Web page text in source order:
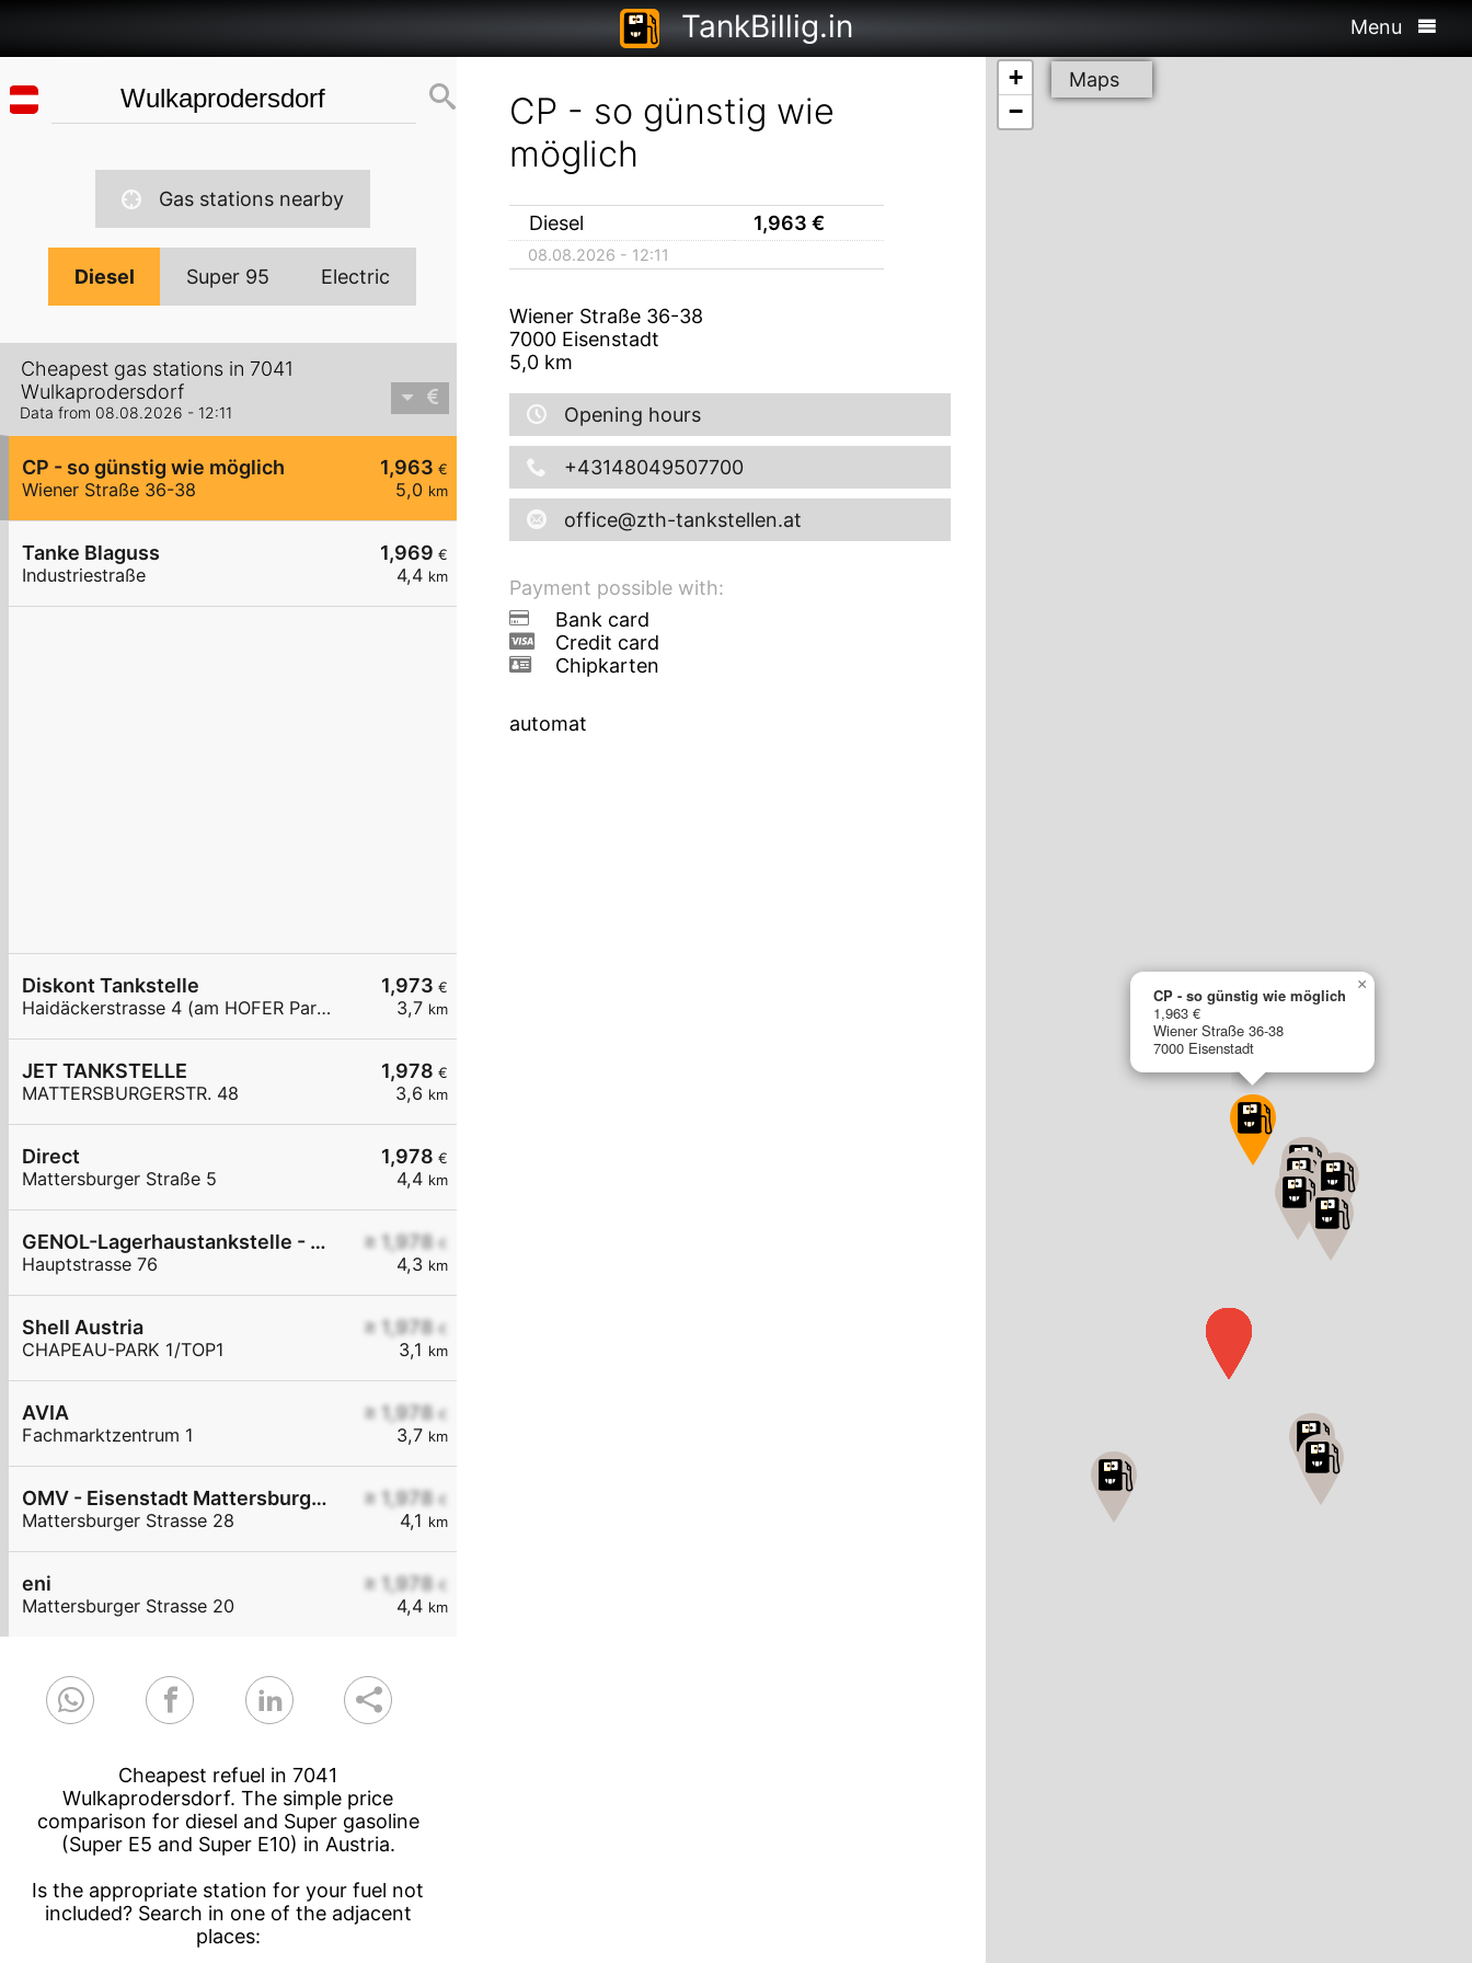
TankBillig.in Menu
Gas stations nearby
Diesel Super 95 Electric
Cheapest gas stations in 7041
Wulkaprodersdorf
Data from 08.08.2026 - 12:11
1,963 €
5,0 km
CP - so günstig wie möglich
Wiener Straße 36-38
1,969 €
4,4 km
Tanke Blaguss
Industriestraße
1,973 €
3,7 km
Diskont Tankstelle
Haidäckerstrasse 4 (am HOFER Parkplatz)
1,978 €
3,6 km
JET TANKSTELLE
MATTERSBURGERSTR. 48
1,978 €
4,4 km
Direct
Mattersburger Straße 5
≥ 1,978 €
4,3 km
GENOL-Lagerhaustankstelle - Stöttera
Hauptstrasse 76
≥ 1,978 €
3,1 km
Shell Austria
CHAPEAU-PARK 1/TOP1
≥ 1,978 €
3,7 km
AVIA
Fachmarktzentrum 1
≥ 1,978 €
4,1 km
OMV - Eisenstadt Mattersburger Straße 28
Mattersburger Strasse 28
≥ 1,978 €
4,4 km
eni
Mattersburger Strasse 20
Cheapest refuel in 7041
Wulkaprodersdorf. The simple price
comparison for diesel and Super gasoline
(Super E5 and Super E10) in Austria.
Is the appropriate station for your fuel not
included? Search in one of the adjacent
places:
CP - so günstig wie
möglich
Diesel 1,963 €
08.08.2026 - 12:11
Wiener Straße 36-38
7000 Eisenstadt
5,0km
Opening hours
+43148049507700
office@zth-tankstellen.at
Payment possible with:
Bank card
Credit card
Chipkarten
automat
CP - so günstig wie möglich
1,963 €
Wiener Straße 36-38
7000 Eisenstadt
×
+
−
Maps